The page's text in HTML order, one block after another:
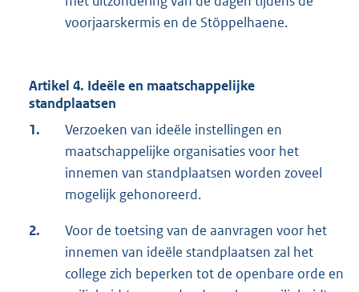
voorjaarskermis en de Stöppelhaene.
Artikel 4. Ideële en maatschappelijke
standplaatsen
1.
Verzoeken van ideële instellingen en
maatschappelijke organisaties voor het
innemen van standplaatsen worden zoveel
mogelijk gehonoreerd.
2.
Voor de toetsing van de aanvragen voor het
innemen van ideële standplaatsen zal het
college zich beperken tot de openbare orde en